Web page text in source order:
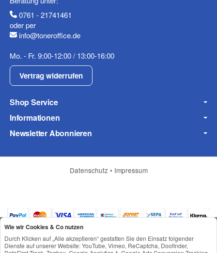
Fax
Frage zum Artikel
Ihre Frage
(* = Pflichtfelder)
0761 - 21741461
oder per
info@toneroffice.de
Mo. - Fr. 9:00-12:00 / 13:00-16:00
Vertrag widerrufen
Shop Service
Informationen
Newsletter Abonnieren
Datenschutz • Impressum
Wie wir Cookies & Co nutzen
Durch Klicken auf „Alle akzeptieren“ gestatten Sie den Einsatz folgender
Dienste auf unserer Website: YouTube, Vimeo, ReCaptcha, Doofinder,